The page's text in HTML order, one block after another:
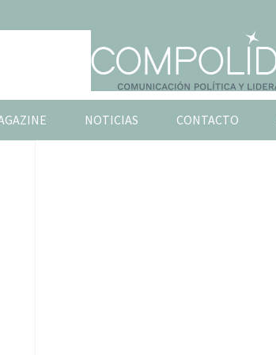
NOTICIAS CONTACTO